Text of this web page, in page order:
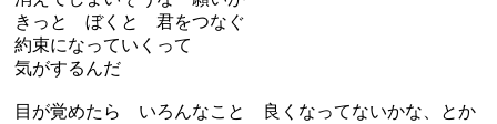
きっと ぼくと 君をつなぐ
約束になっていくって
気がするんだ
目が覚めたら いろんなこと 良くなってないかな、とか